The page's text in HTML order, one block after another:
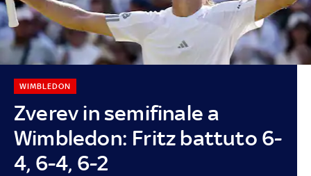
Zverev in semifinale a
Wimbledon: Fritz battuto 6-
4, 6-4, 6-2
WIMBLEDON